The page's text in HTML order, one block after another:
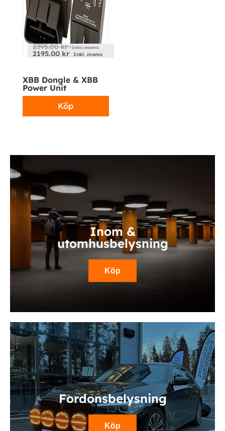
2395.00kr Inkl. moms
2195.00 kr Inkl. moms
XBB Dongle & XBB
Power Unit
Köp
Fordonsbelysning
Köp
Inom &
utomhusbelysning
Köp